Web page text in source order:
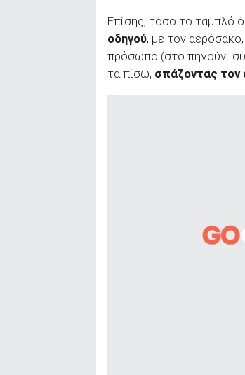
Επίσης, τόσο το ταμπλό
οδηγού, με τον
πρόσωπο (στο πηγούνι
τα πίσω, σπάζοντας τον